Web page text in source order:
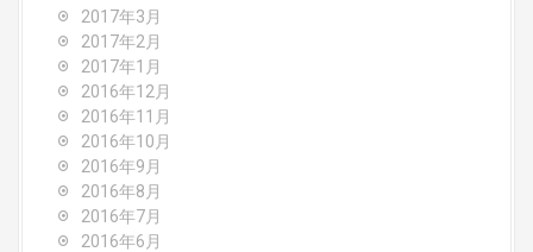
2017年3月
2017年2月
2017年1月
2016年12月
2016年11月
2016年10月
2016年9月
2016年8月
2016年7月
2016年6月